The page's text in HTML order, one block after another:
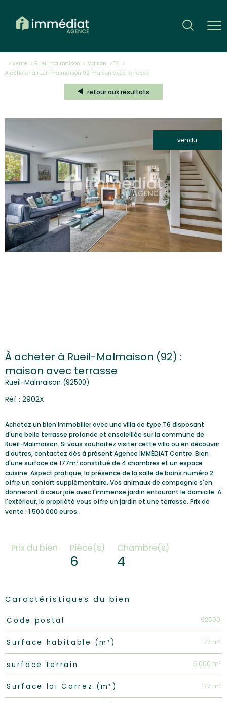
Vente Rueil malmaison Maison
T6
a acheter a rueil malmaison 92 maison avec terrasse
retour aux résultats
vendu
À acheter à Rueil-Malmaison (92) :
maison avec terrasse
Rueil-Malmaison (92500)
Réf : 2902X
Achetez un bien immobilier avec une villa de type T6 disposant
d'une belle terrasse profonde et ensoleillée sur la commune de
Rueil-Malmaison. Si vous souhaitez visiter cette villa ou en découvrir
d'autres, contactez dès à présent Agence IMMÉDIAT Centre. Bien
d'une surface de 177m² constitué de 4 chambres et un espace
cuisine. Aspect pratique, la présence de la salle de bains numéro 2
offre un confort supplémentaire. Vos animaux de compagnie s'en
donneront à cœur joie avec l'immense jardin entourant le domicile. À
l'extérieur, la propriété vous offre un jardin et une terrasse. Prix de
vente : 1 500 000 euros.
Prix du bien Pièce(s)
6
Chambre(s)
4
Caractéristiques du bien
Caractéristiques Valeurs
Code postal 92500
Surface habitable (m²) 177 m²
surface terrain 5 000 m²
Surface loi Carrez (m²) 177 m²